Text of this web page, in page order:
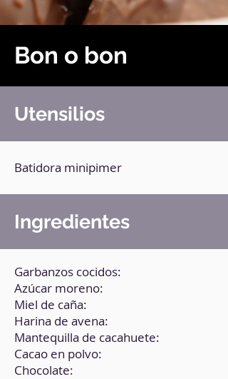
Bon o bon
Utensilios
Batidora minipimer
Ingredientes
Garbanzos cocidos:
Azúcar moreno:
Miel de caña:
Harina de avena:
Mantequilla de cacahuete:
Cacao en polvo:
Chocolate: